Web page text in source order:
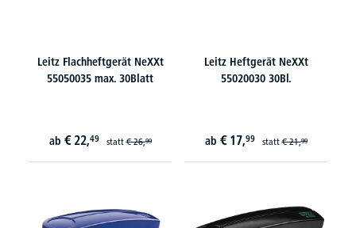
Leitz Flachheftgerät NeXXt
55050035 max. 30Blatt
ab € 22,49 statt€ 26,99
Leitz Heftgerät NeXXt
55020030 30Bl.
ab € 17,99 statt€ 21,99